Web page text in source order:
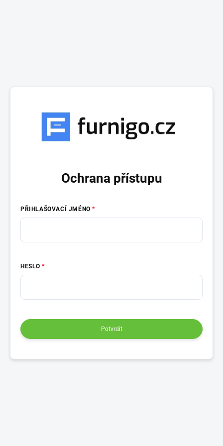
Ochrana přístupu
PŘIHLAŠOVACÍ JMÉNO
HESLO
Potvrdit